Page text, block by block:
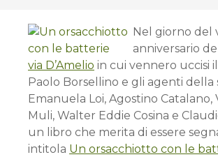
Nel giorno del
anniversario
via D’Amelio in cui vennero uccisi
Paolo Borsellino e gli agenti della
Emanuela Loi, Agostino Catalano,
Muli, Walter Eddie Cosina e
un libro che merita di essere
intitola Un orsacchiotto con le